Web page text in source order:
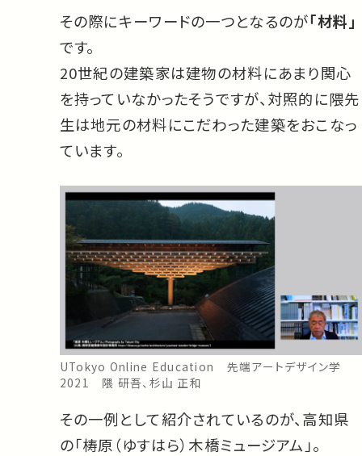
その際にキーワードの一つとなるのが「材料」
です。
20世紀の建築家は建物の材料にあまり関心
を持っていなかったそうですが、対照的に隈先
生は地元の材料にこだわった建築をおこなっ
ています。
UTokyo Online Education 先端アートデザイン学
2021 隈 研吾、杉山 正和
その一例として紹介されているのが、高知県
の「梼原（ゆすはら）木橋ミュージアム」。